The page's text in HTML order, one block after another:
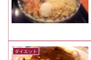
ダイエット